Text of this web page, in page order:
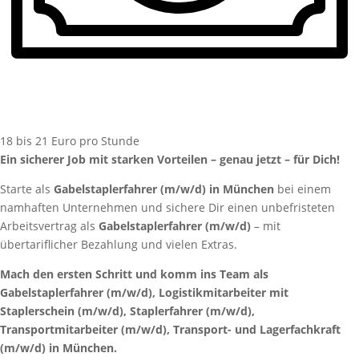
18 bis 21 Euro pro Stunde
Ein sicherer Job mit starken Vorteilen – genau jetzt – für Dich!
Starte als Gabelstaplerfahrer (m/w/d) in München bei einem
namhaften Unternehmen und sichere Dir einen unbefristeten
Arbeitsvertrag als Gabelstaplerfahrer (m/w/d) – mit
übertariflicher Bezahlung und vielen Extras.
Mach den ersten Schritt und komm ins Team als
Gabelstaplerfahrer (m/w/d), Logistikmitarbeiter mit
Staplerschein (m/w/d), Staplerfahrer (m/w/d),
Transportmitarbeiter (m/w/d), Transport- und Lagerfachkraft
(m/w/d) in München.